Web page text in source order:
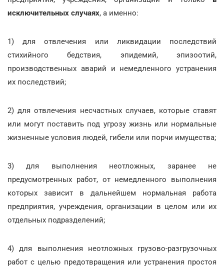
исключительных случаях, а именно:
1) для отвлечения или ликвидации последствий
стихийного бедствия, эпидемий, эпизоотий,
производственных аварий и немедленного устранения
их последствий;
2) для отвлечения несчастных случаев, которые ставят
или могут поставить под угрозу жизнь или нормальные
жизненные условия людей, гибели или порчи имущества;
3) для выполнения неотложных, заранее не
предусмотренных работ, от немедленного выполнения
которых зависит в дальнейшем нормальная работа
предприятия, учреждения, организации в целом или их
отдельных подразделений;
4) для выполнения неотложных грузово-разгрузочных
работ с целью предотвращения или устранения простоя